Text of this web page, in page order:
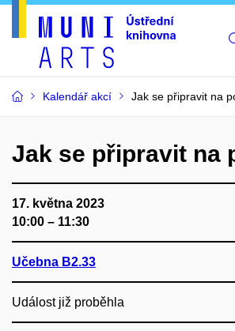
Kalendář akcí Jak se připravit na
Jak se připravit na
17. května 2023
10:00 – 11:30
Učebna B2.33
Událost již proběhla